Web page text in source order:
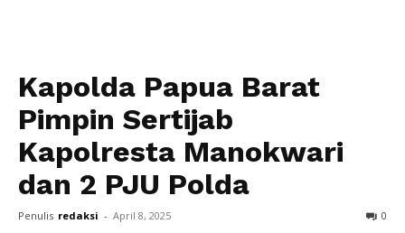
Kapolda Papua Barat
Pimpin Sertijab
Kapolresta Manokwari
dan 2 PJU Polda
Penulis redaksi - April 8, 2025 0